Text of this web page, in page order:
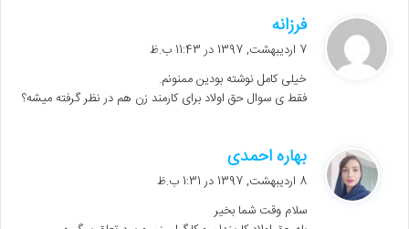
فرزانه
ف
:
7 اردیبهشت, 1397 در 11:43 ب.ظ
خیلی کامل نوشته بودین ممنونم.
فقط ی سوال حق اولاد برای کارمند زن هم در نظر گرفته میشه؟
بهاره احمدی
ف
:
8 اردیبهشت, 1397 در 1:31 ب.ظ
سلام وقت شما بخیر